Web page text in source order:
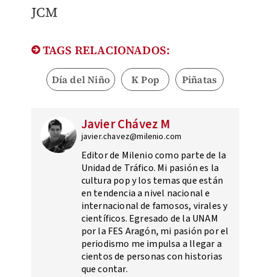
JCM
TAGS RELACIONADOS:
Día del Niño K Pop Piñatas
Javier Chávez M
javier.chavez@milenio.com
Editor de Milenio como parte de la
Unidad de Tráfico. Mi pasión es la
cultura pop y los temas que están
en tendencia a nivel nacional e
internacional de famosos, virales y
científicos. Egresado de la UNAM
por la FES Aragón, mi pasión por el
periodismo me impulsa a llegar a
cientos de personas con historias
que contar.